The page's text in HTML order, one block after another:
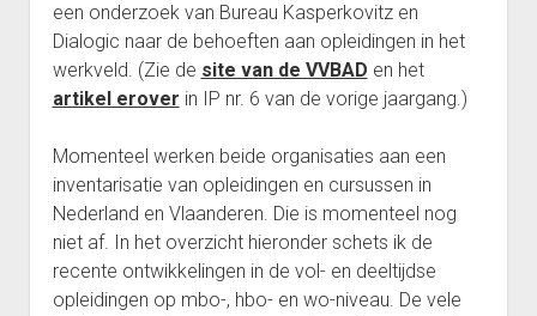
een onderzoek van Bureau Kasperkovitz en
Dialogic naar de behoeften aan opleidingen in het
werkveld. (Zie de site van de VVBAD en het
artikel erover in IP nr. 6 van de vorige jaargang.)
Momenteel werken beide organisaties aan een
inventarisatie van opleidingen en cursussen in
Nederland en Vlaanderen. Die is momenteel nog
niet af. In het overzicht hieronder schets ik de
recente ontwikkelingen in de vol- en deeltijdse
opleidingen op mbo-, hbo- en wo-niveau. De vele